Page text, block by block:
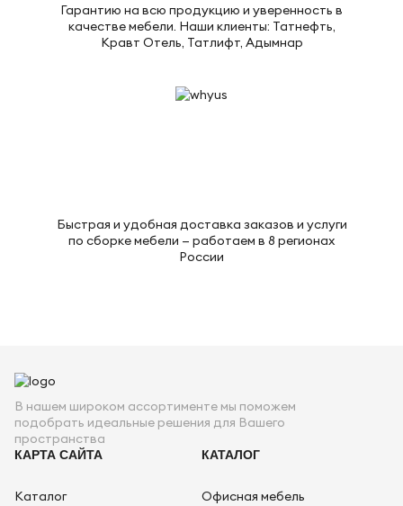
Гарантию на всю продукцию и уверенность в
качестве мебели. Наши клиенты: Татнефть,
Кравт Отель, Татлифт, Адымнар
Быстрая и удобная доставка заказов и услуги
по сборке мебели — работаем в 8 регионах
России
В нашем широком ассортименте мы поможем
подобрать идеальные решения для Вашего
пространства
КАРТА САЙТА
Каталог
КАТАЛОГ
Офисная мебель